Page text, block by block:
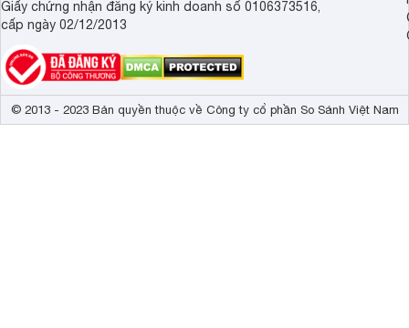
Giấy chứng nhận đăng ký kinh doanh số 0106373516,
cấp ngày 02/12/2013
© 2013 - 2023 Bản quyền thuộc về Công ty cổ phần So Sánh Việt Nam